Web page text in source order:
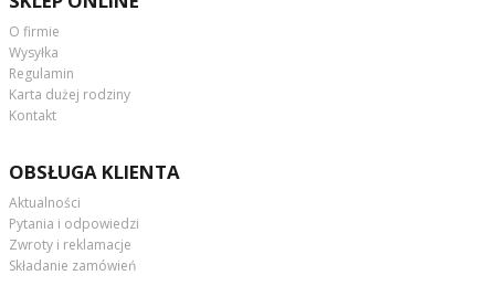
O firmie
Wysyłka
Regulamin
Karta dużej rodziny
Kontakt
OBSŁUGA KLIENTA
Aktualności
Pytania i odpowiedzi
Zwroty i reklamacje
Składanie zamówień